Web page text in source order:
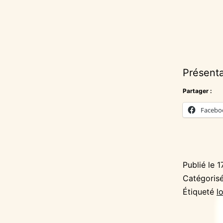
Partager :
Publié le
Étiqueté